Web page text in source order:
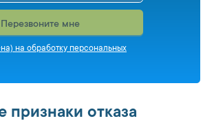
Перезвоните мне
на обработку персональных
признаки отказа